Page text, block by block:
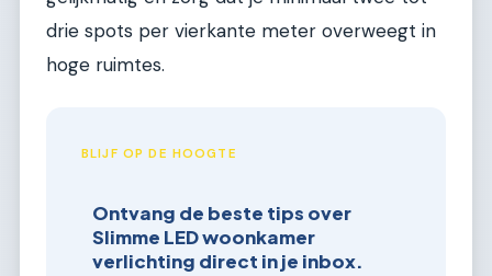
drie spots per vierkante meter overweegt in
hoge ruimtes.
BLIJF OP DE HOOGTE
Ontvang de beste tips over
Slimme LED woonkamer
verlichting direct in je inbox.